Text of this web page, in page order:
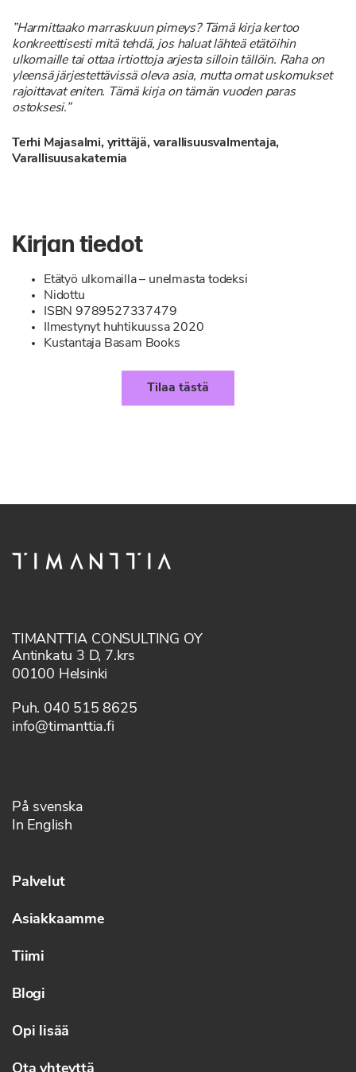
”Harmittaako marraskuun pimeys? Tämä kirja kertoo
konkreettisesti mitä tehdä, jos haluat lähteä etätöihin
ulkomaille tai ottaa irtiottoja arjesta silloin tällöin. Raha on
yleensä järjestettävissä oleva asia, mutta omat uskomukset
rajoittavat eniten. Tämä kirja on tämän vuoden paras
ostoksesi.”
Terhi Majasalmi, yrittäjä, varallisuusvalmentaja,
Varallisuusakatemia
Kirjan tiedot
Etätyö ulkomailla – unelmasta todeksi
Nidottu
ISBN 9789527337479
Ilmestynyt huhtikuussa 2020
Kustantaja Basam Books
Tilaa tästä
TIMANTTIA CONSULTING OY
Antinkatu 3 D, 7.krs
00100 Helsinki
Puh. 040 515 8625
info@timanttia.fi
På svenska
In English
Palvelut
Asiakkaamme
Tiimi
Blogi
Opi lisää